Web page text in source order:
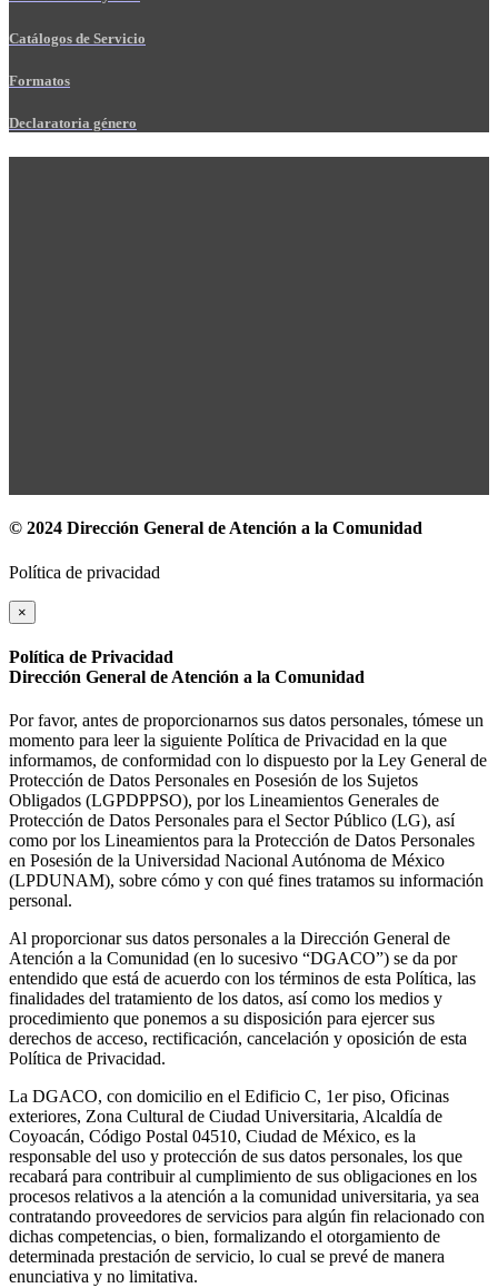
Catálogos de Servicio
Formatos
Declaratoria género
© 2024 Dirección General de Atención a la Comunidad
Política de privacidad
×
Política de Privacidad
Dirección General de Atención a la Comunidad
Por favor, antes de proporcionarnos sus datos personales, tómese un
momento para leer la siguiente Política de Privacidad en la que
informamos, de conformidad con lo dispuesto por la Ley General de
Protección de Datos Personales en Posesión de los Sujetos
Obligados (LGPDPPSO), por los Lineamientos Generales de
Protección de Datos Personales para el Sector Público (LG), así
como por los Lineamientos para la Protección de Datos Personales
en Posesión de la Universidad Nacional Autónoma de México
(LPDUNAM), sobre cómo y con qué fines tratamos su información
personal.
Al proporcionar sus datos personales a la Dirección General de
Atención a la Comunidad (en lo sucesivo “DGACO”) se da por
entendido que está de acuerdo con los términos de esta Política, las
finalidades del tratamiento de los datos, así como los medios y
procedimiento que ponemos a su disposición para ejercer sus
derechos de acceso, rectificación, cancelación y oposición de esta
Política de Privacidad.
La DGACO, con domicilio en el Edificio C, 1er piso, Oficinas
exteriores, Zona Cultural de Ciudad Universitaria, Alcaldía de
Coyoacán, Código Postal 04510, Ciudad de México, es la
responsable del uso y protección de sus datos personales, los que
recabará para contribuir al cumplimiento de sus obligaciones en los
procesos relativos a la atención a la comunidad universitaria, ya sea
contratando proveedores de servicios para algún fin relacionado con
dichas competencias, o bien, formalizando el otorgamiento de
determinada prestación de servicio, lo cual se prevé de manera
enunciativa y no limitativa.